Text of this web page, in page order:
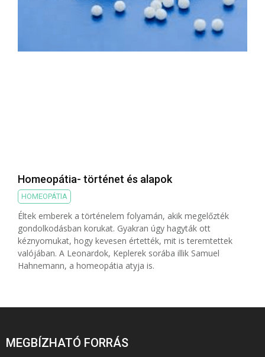
Homeopátia- történet és alapok
HOMEOPÁTIA
Éltek emberek a történelem folyamán, akik megelőzték
gondolkodásban korukat. Gyakran úgy hagyták ott
kéznyomukat, hogy kevesen értették, mit is teremtettek
valójában. A Leonardok, Keplerek sorába illik Samuel
Hahnemann, a homeopátia atyja is.
MEGBÍZHATÓ FORRÁS